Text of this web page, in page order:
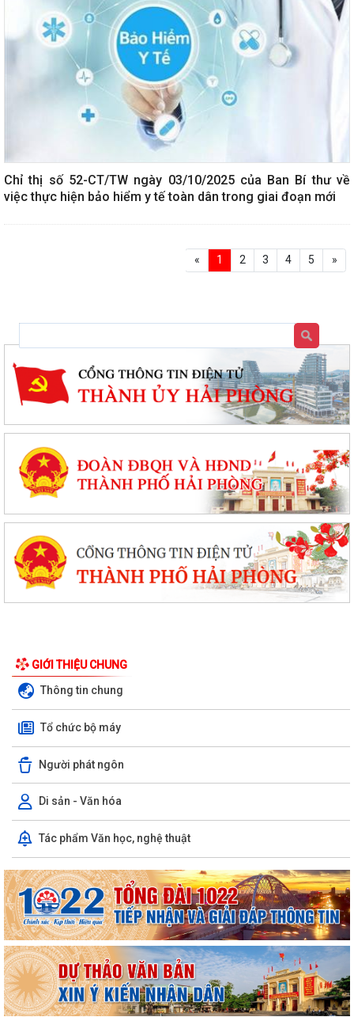
Chỉ thị số 52-CT/TW ngày 03/10/2025 của Ban Bí thư về
việc thực hiện bảo hiểm y tế toàn dân trong giai đoạn mới
« 1 2 3 4 5 »
GIỚI THIỆU CHUNG
Thông tin chung
Tổ chức bộ máy
Người phát ngôn
Di sản - Văn hóa
Tác phẩm Văn học, nghệ thuật